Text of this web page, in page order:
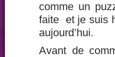
comme un
faite et je suis
aujourd’hui.
Avant de